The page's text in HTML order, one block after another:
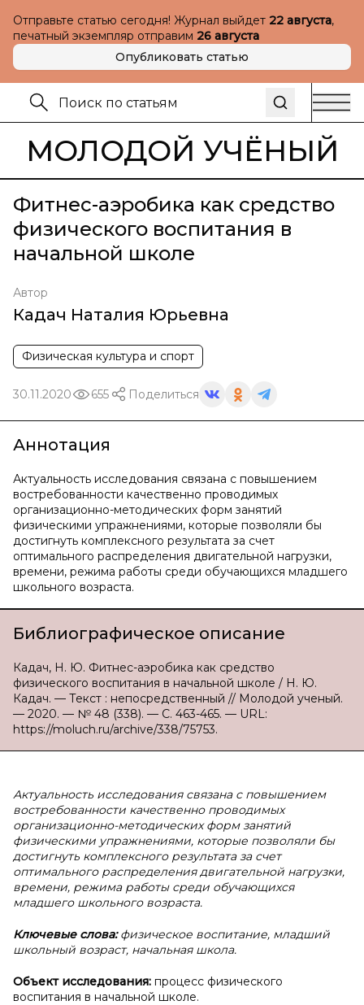
Отправьте статью сегодня! Журнал выйдет 22 августа,
печатный экземпляр отправим 26 августа
Опубликовать статью
МОЛОДОЙ УЧЁНЫЙ
Фитнес-аэробика как средство
физического воспитания в
начальной школе
Автор
Кадач Наталия Юрьевна
Физическая культура и спорт
30.11.2020 655 Поделиться
Аннотация
Актуальность исследования связана с повышением
востребованности качественно проводимых
организационно-методических форм занятий
физическими упражнениями, которые позволяли бы
достигнуть комплексного результата за счет
оптимального распределения двигательной нагрузки,
времени, режима работы среди обучающихся младшего
школьного возраста.
Библиографическое описание
Кадач, Н. Ю. Фитнес-аэробика как средство
физического воспитания в начальной школе / Н. Ю.
Кадач. — Текст : непосредственный // Молодой ученый.
— 2020. — № 48 (338). — С. 463-465. — URL:
https://moluch.ru/archive/338/75753.
Актуальность исследования связана с повышением
востребованности качественно проводимых
организационно-методических форм занятий
физическими упражнениями, которые позволяли бы
достигнуть комплексного результата за счет
оптимального распределения двигательной нагрузки,
времени, режима работы среди обучающихся
младшего школьного возраста.
Ключевые слова:физическое воспитание, младший
школьный возраст, начальная школа.
Объект исследования: процесс физического
воспитания в начальной школе.